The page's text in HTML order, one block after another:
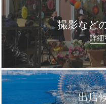
撮影など
詳細
出店